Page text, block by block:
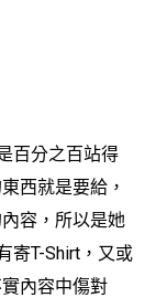
百分之百站得
西就是要給，
容，所以是她
寄T-Shirt，又或
內容中傷對